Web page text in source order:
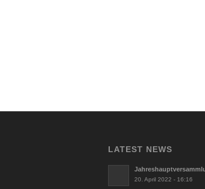
LATEST NEWS
20. April 2022 - 16:16